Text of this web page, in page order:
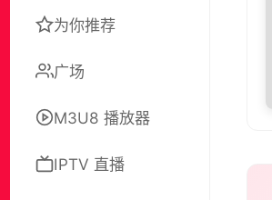
为你推荐
广场
M3U8 播放器
IPTV 直播